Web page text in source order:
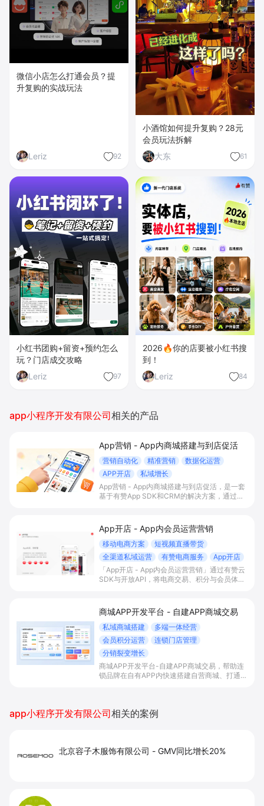
微信小店怎么打通会员？提
升复购的实战玩法
Leriz 92
小酒馆如何提升复购？28元
会员玩法拆解
大东
61
小红书团购+留资+预约怎么
玩？门店成交攻略
Leriz
97
2026🔥你的店要被小红书搜
到！
Leriz
84
app小程序开发有限公司相关的产品
App营销 - App内商城搭建与到店促活
营销自动化 精准营销
数据化运营
APP开店
私域增长
App营销 - App内商城搭建与到店促活，是一套
基于有赞App SDK和CRM的解决方案，通过在
线上线下运营，提升到店率、复购率和整体
GMV。
App开店 - App内会员运营营销
移动电商方案
短视频直播带货
全渠道私域运营
有赞电商服务
App开店
「App开店 - App内会员运营营销」通过有赞云
SDK与开放API，将电商交易、积分与会员体系
提升变现效率与私域复购率。
商城APP开发平台 - 自建APP商城交易
私域商城搭建
多端一体经营
会员积分运营
连锁门店管理
分销裂变增长
商城APP开发平台-自建APP商城交易，帮助连
锁品牌在自有APP内快速搭建自营商城、打通多
app小程序开发有限公司相关的案例
北京容子木服饰有限公司 - GMV同比增长20%